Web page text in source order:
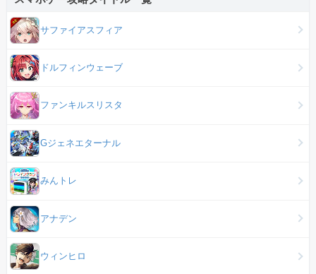
サファイアスフィア
ドルフィンウェーブ
ファンキルスリスタ
Gジェネエターナル
みんトレ
アナデン
ウィンヒロ